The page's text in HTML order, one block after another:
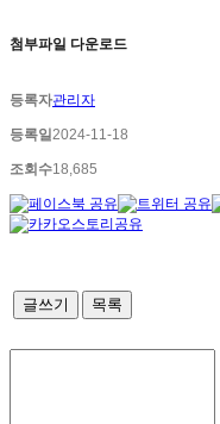
첨부파일 다운로드
등록자관리자
등록일2024-11-18
조회수18,685
글쓰기 목록